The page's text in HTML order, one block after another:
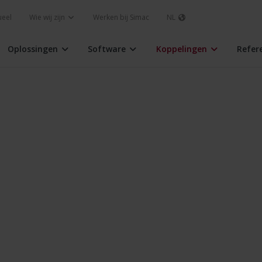
Wie wij zijn Werken bij Simac NL
Oplossingen Software Koppelingen